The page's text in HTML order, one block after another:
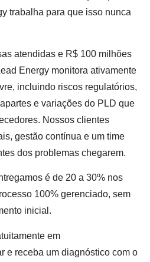
trabalha para que isso nunca
atendidas e R$ 100 milhões
Energy monitora ativamente
incluindo riscos regulatórios,
e variações do PLD que
Nossos clientes
gestão contínua e um time
dos problemas chegarem.
é de 20 a 30% nos
100% gerenciado, sem
inicial.
em
e receba um diagnóstico com o